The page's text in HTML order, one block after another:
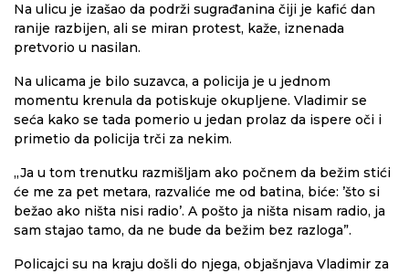
Na ulicu je izašao da podrži sugrađanina čiji je kafić dan
ranije razbijen, ali se miran protest, kaže, iznenada
pretvorio u nasilan.
Na ulicama je bilo suzavca, a policija je u jednom
momentu krenula da potiskuje okupljene. Vladimir se
seća kako se tada pomerio u jedan prolaz da ispere oči i
primetio da policija trči za nekim.
„Ja u tom trenutku razmišljam ako počnem da bežim stići
će me za pet metara, razvaliće me od batina, biće: ’što si
bežao ako ništa nisi radio’. A pošto ja ništa nisam radio, ja
sam stajao tamo, da ne bude da bežim bez razloga”.
Policajci su na kraju došli do njega, objašnjava Vladimir za